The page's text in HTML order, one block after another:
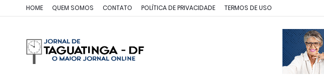
HOME QUEM SOMOS CONTATO POLÍTICA DE PRIVACIDADE TERMOS DE USO